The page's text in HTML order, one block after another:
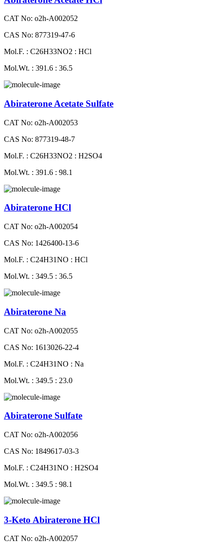
CAT No: o2h-A002052
CAS No: 877319-47-6
Mol.F. : C26H33NO2 : HCl
Mol.Wt. : 391.6 : 36.5
Abiraterone Acetate Sulfate
CAT No: o2h-A002053
CAS No: 877319-48-7
Mol.F. : C26H33NO2 : H2SO4
Mol.Wt. : 391.6 : 98.1
Abiraterone HCl
CAT No: o2h-A002054
CAS No: 1426400-13-6
Mol.F. : C24H31NO : HCl
Mol.Wt. : 349.5 : 36.5
Abiraterone Na
CAT No: o2h-A002055
CAS No: 1613026-22-4
Mol.F. : C24H31NO : Na
Mol.Wt. : 349.5 : 23.0
Abiraterone Sulfate
CAT No: o2h-A002056
CAS No: 1849617-03-3
Mol.F. : C24H31NO : H2SO4
Mol.Wt. : 349.5 : 98.1
3-Keto Abiraterone HCl
CAT No: o2h-A002057